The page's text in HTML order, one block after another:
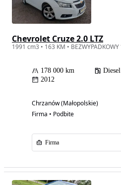
Chevrolet Cruze 2.0 LTZ
178 000 km Diesel
2012
Chrzanów (Małopolskie)
Firma • Podbite
Firma